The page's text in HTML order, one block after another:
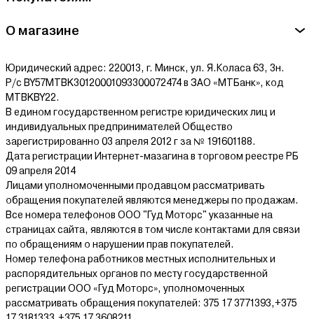
О магазине
Юридический адрес: 220013, г. Минск, ул. Я.Коласа 63, 3н.
Р/с BY57MTBK30120001093300072474 в ЗАО «МТБанк», код
MTBKBY22.
В едином государственном регистре юридических лиц и
индивидуальных предпринимателей Общество
зарегистрированно 03 апреля 2012 г за № 191601188.
Дата регистрации Интернет-мазагина в торговом реестре РБ
09 апреля 2014
Лицами уполномоченными продавцом рассматривать
обращения покупателей являются менеджеры по продажам.
Все номера телефонов ООО "Гуд Моторс" указанные на
страницах сайта, являются в том числе контактами для связи
по обращениям о нарушении прав покупателей.
Номер телефона работников местных исполнительных и
распорядительных органов по месту государственной
регистрации ООО «Гуд Моторс», уполномоченных
рассматривать обращения покупателей: 375 17 3771393,+375